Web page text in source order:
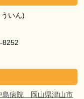
いん)
島病院 岡山県津山市